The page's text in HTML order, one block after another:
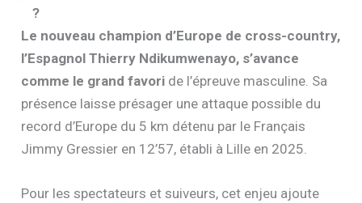
?
Le nouveau champion d’Europe de cross-country,
l’Espagnol Thierry Ndikumwenayo, s’avance
comme le grand favori de l’épreuve masculine. Sa
présence laisse présager une attaque possible du
record d’Europe du 5 km détenu par le Français
Jimmy Gressier en 12’57, établi à Lille en 2025.
Pour les spectateurs et suiveurs, cet enjeu ajoute